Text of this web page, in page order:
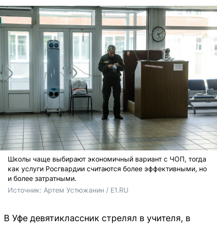
Школы чаще выбирают экономичный вариант с ЧОП, тогда
как услуги Росгвардии считаются более эффективными, но
и более затратными.
Источник: Артем Устюжанин / E1.RU
В Уфе девятиклассник стрелял в учителя, в